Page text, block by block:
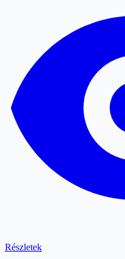
Részletek